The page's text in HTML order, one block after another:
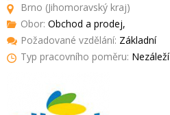
Brno (Jihomoravský kraj)
Obor: Obchod a prodej,
Požadované vzdělání: Základní
Typ pracovního poměru: Nezáleží